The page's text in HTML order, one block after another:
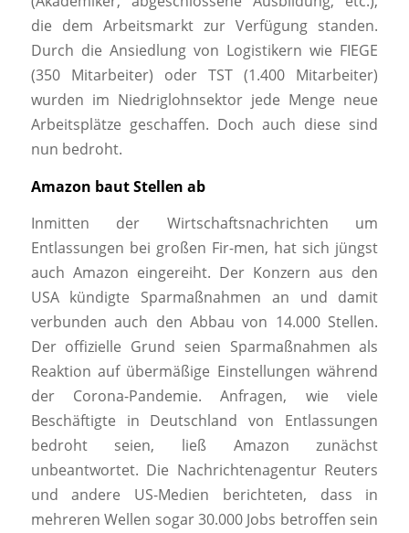
die dem Arbeitsmarkt zur Verfügung standen.
Durch die Ansiedlung von Logistikern wie FIEGE
(350 Mitarbeiter) oder TST (1.400 Mitarbeiter)
wurden im Niedriglohnsektor jede Menge neue
Arbeitsplätze geschaffen. Doch auch diese sind
nun bedroht.
Amazon baut Stellen ab
Inmitten der Wirtschaftsnachrichten um
Entlassungen bei großen Fir-men, hat sich jüngst
auch Amazon eingereiht. Der Konzern aus den
USA kündigte Sparmaßnahmen an und damit
verbunden auch den Abbau von 14.000 Stellen.
Der offizielle Grund seien Sparmaßnahmen als
Reaktion auf übermäßige Einstellungen während
der Corona-Pandemie. Anfragen, wie viele
Beschäftigte in Deutschland von Entlassungen
bedroht seien, ließ Amazon zunächst
unbeantwortet. Die Nachrichtenagentur Reuters
und andere US-Medien berichteten, dass in
mehreren Wellen sogar 30.000 Jobs betroffen sein